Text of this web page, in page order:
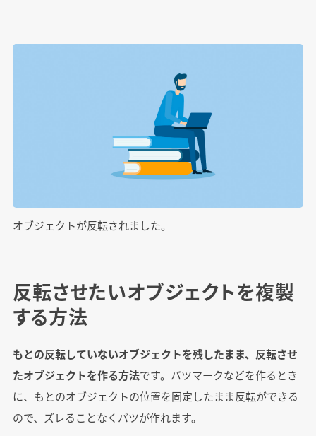
オブジェクトが反転されました。
反転させたいオブジェクトを複製
する方法
もとの反転していないオブジェクトを残したまま、反転させ
たオブジェクトを作る方法です。バツマークなどを作るとき
に、もとのオブジェクトの位置を固定したまま反転ができる
ので、ズレることなくバツが作れます。